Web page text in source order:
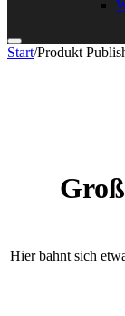
Start/Produkt
Hier bahnt sich